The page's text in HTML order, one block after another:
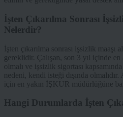
İşten Çıkarılma Sonrası
Nelerdir?
İşten çıkarılma sonrası işsizlik maaşı
gereklidir. Çalışan, son 3 yıl içinde
olmalı ve işsizlik sigortası
nedeni, kendi isteği dışında
için en yakın İŞKUR müdürlüğüne
Hangi Durumlarda İşten